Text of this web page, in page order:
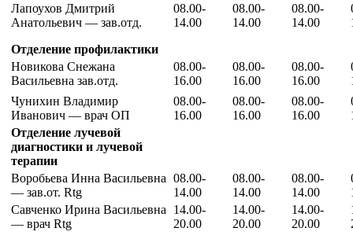
Лапоухов Дмитрий
Анатольевич — зав.отд.
08.00-
14.00
08.00-
14.00
08.00-
14.00
Отделение профилактики
Новикова Снежана
Васильевна зав.отд.
08.00-
16.00
08.00-
16.00
08.00-
16.00
Чунихин Владимир
Иванович — врач ОП
08.00-
16.00
08.00-
16.00
08.00-
16.00
Отделение лучевой
диагностики и лучевой
терапии
Воробьева Инна Васильевна
— зав.от. Rtg
08.00-
14.00
08.00-
14.00
08.00-
14.00
Савченко Ирина Васильевна
— врач Rtg
14.00-
20.00
14.00-
20.00
14.00-
20.00